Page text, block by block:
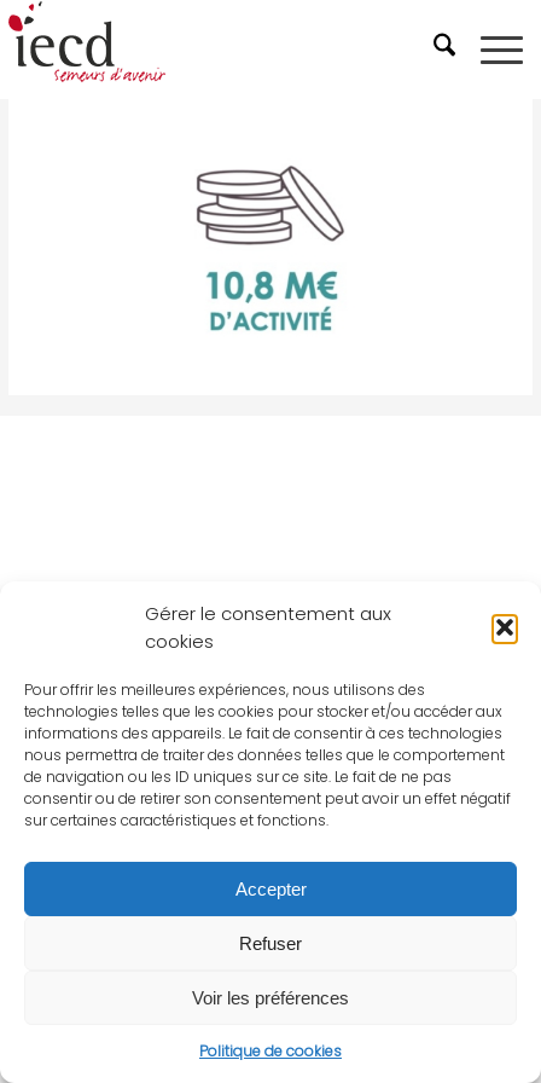
Gérer le consentement aux
cookies
Pour offrir les meilleures expériences, nous utilisons des
technologies telles que les cookies pour stocker et/ou accéder aux
informations des appareils. Le fait de consentir à ces technologies
nous permettra de traiter des données telles que le comportement
de navigation ou les ID uniques sur ce site. Le fait de ne pas
consentir ou de retirer son consentement peut avoir un effet négatif
sur certaines caractéristiques et fonctions.
Accepter
Refuser
Voir les préférences
Politique de cookies